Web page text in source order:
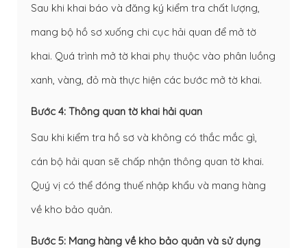
Sau khi khai báo và đăng ký kiểm tra chất lượng,
mang bộ hồ sơ xuống chi cục hải quan để mở tờ
khai. Quá trình mở tờ khai phụ thuộc vào phân luồng
xanh, vàng, đỏ mà thực hiện các bước mở tờ khai.
Bước 4: Thông quan tờ khai hải quan
Sau khi kiểm tra hồ sơ và không có thắc mắc gì,
cán bộ hải quan sẽ chấp nhận thông quan tờ khai.
Quý vị có thể đóng thuế nhập khẩu và mang hàng
về kho bảo quản.
Bước 5: Mang hàng về kho bảo quản và sử dụng